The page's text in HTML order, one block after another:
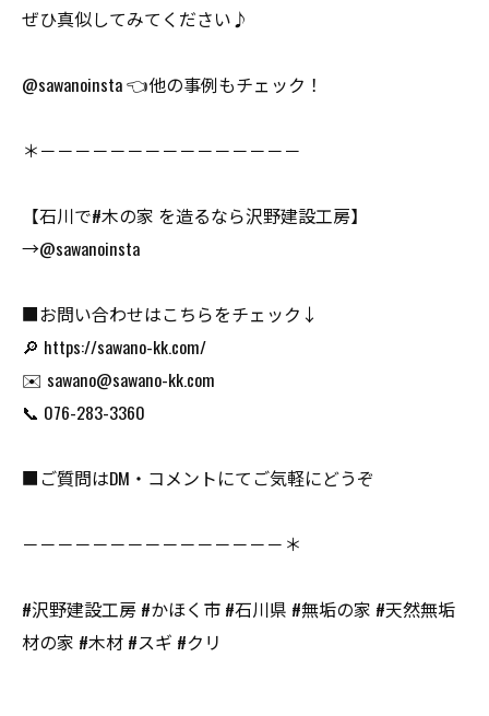
ぜひ真似してみてください♪
@sawanoinsta 👈他の事例もチェック！
＊－－－－－－－－－－－－－－－
【石川で#木の家 を造るなら沢野建設工房】
→@sawanoinsta
■お問い合わせはこちらをチェック↓
🔎 https://sawano-kk.com/
✉️ sawano@sawano-kk.com
📞 076-283-3360
■ご質問はDM・コメントにてご気軽にどうぞ
－－－－－－－－－－－－－－－＊
#沢野建設工房 #かほく市 #石川県 #無垢の家 #天然無垢
材の家 #木材 #スギ #クリ